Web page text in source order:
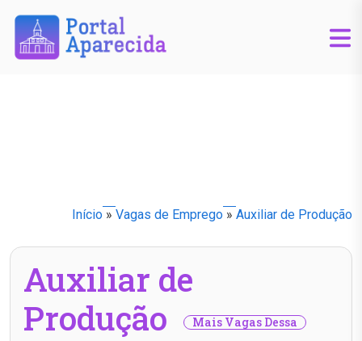
Início » Vagas de Emprego » Auxiliar de Produção
Auxiliar de
Produção
Mais Vagas Dessa